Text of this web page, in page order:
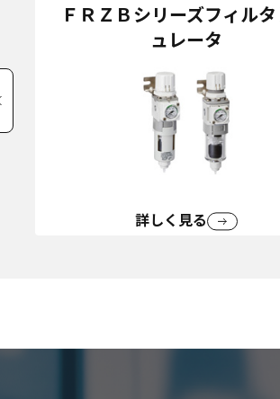
ＦＲＺＢシリーズフィル
ュレータ
詳しく見る